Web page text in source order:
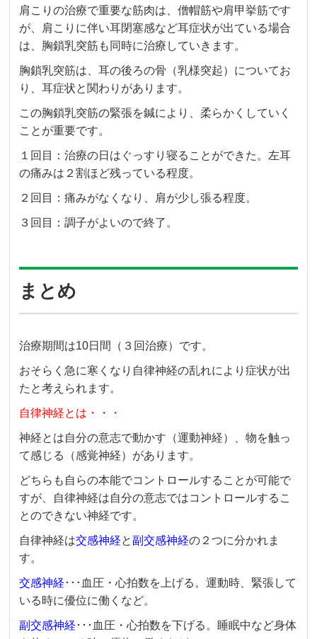
肩こりの治療で重要な筋肉は、僧帽筋や肩甲挙筋です
が、肩こりに伴い耳閉塞感など耳症状が出ている場合
は、胸鎖乳突筋も同時に治療していきます。
胸鎖乳突筋は、耳の後ろの骨（乳様突起）についてお
り、耳症状と関わりがあります。
この胸鎖乳突筋の緊張を鍼により、柔らかくしていく
ことが重要です。
１回目：治療の日はぐっすり寝ることができた。左耳
の痛みは２割ほど残っている程度。
２回目：痛みがなくなり、肩が少し張る程度。
３回目：調子がよいので終了。
まとめ
治療期間は10日間（３回治療）です。
おそらく急に寒くなり自律神経の乱れにより症状が出
たと考えられます。
自律神経とは・・・
神経とは自分の意志で動かす（運動神経）、物を触っ
て感じる（感覚神経）があります。
どちらも自らの本能でコントロールすることが可能で
すが、自律神経は自分の意志ではコントロールするこ
とのできない神経です。
自律神経は交感神経と副交感神経の２つに分かれま
す。
交感神経 ･･･血圧・心拍数を上げる。運動時、緊張して
いる時に優位に働くなど。
副交感神経 ･･･血圧・心拍数を下げる。睡眠中など身体